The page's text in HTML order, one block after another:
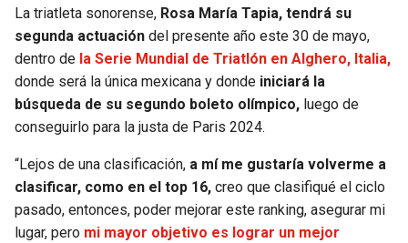
BEARS
LIONS
PACKERS
VIKINGS
FALCONS
SPURS
NUGGETS
TIMBERWOLVES
THUNDER
TRAIL BLAZERS
La triatleta sonorense, Rosa María Tapia, tendrá su
segunda actuación del presente año este 30 de mayo,
dentro de la Serie Mundial de Triatlón en Alghero, Italia,
donde será la única mexicana y donde iniciará la
búsqueda de su segundo boleto olímpico, luego de
conseguirlo para la justa de Paris 2024.
“Lejos de una clasificación, a mí me gustaría volverme a
clasificar, como en el top 16, creo que clasifiqué el ciclo
pasado, entonces, poder mejorar este ranking, asegurar mi
lugar, pero mi mayor objetivo es lograr un mejor